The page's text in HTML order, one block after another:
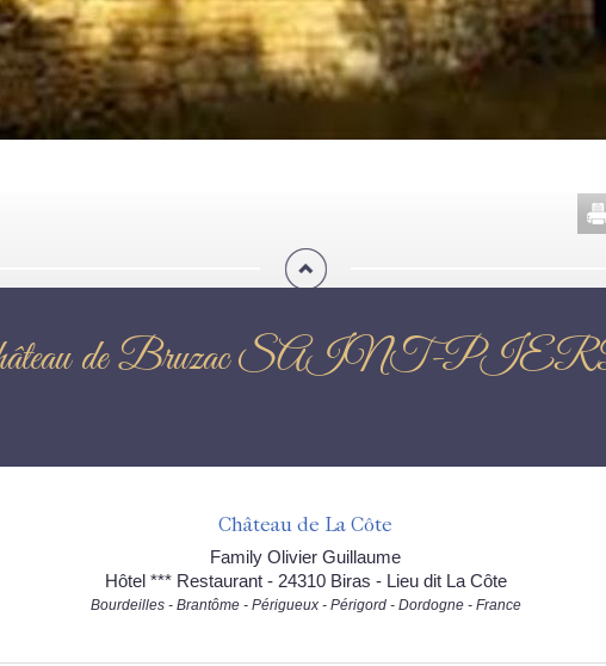
Château de Bruzac SAINT-
Château de La Côte
Family Olivier Guillaume
Hôtel *** Restaurant - 24310 Biras - Lieu dit La Côte
Bourdeilles - Brantôme - Périgueux - Périgord - Dordogne - France